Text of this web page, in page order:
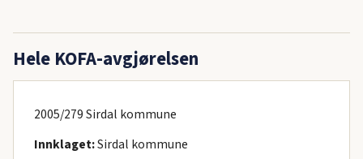
Hele KOFA-avgjørelsen
2005/279 Sirdal kommune
Innklaget:Sirdal kommune